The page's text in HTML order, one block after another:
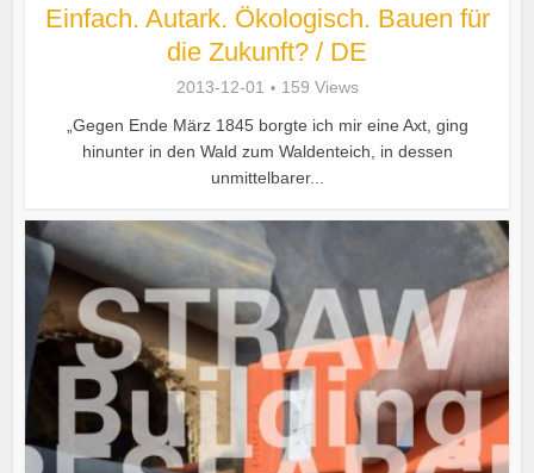
Einfach. Autark. Ökologisch. Bauen für
die Zukunft? / DE
2013-12-01
159 Views
„Gegen Ende März 1845 borgte ich mir eine Axt, ging
hinunter in den Wald zum Waldenteich, in dessen
unmittelbarer...